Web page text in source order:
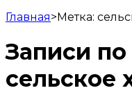
Главная>Метка:
Записи по
сельское